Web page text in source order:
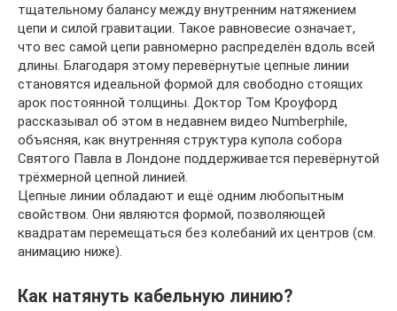
тщательному балансу между внутренним натяжением
цепи и силой гравитации. Такое равновесие означает,
что вес самой цепи равномерно распределён вдоль всей
длины. Благодаря этому перевёрнутые цепные линии
становятся идеальной формой для свободно стоящих
арок постоянной толщины. Доктор Том Кроуфорд
рассказывал об этом в недавнем видео Numberphile,
объясняя, как внутренняя структура купола собора
Святого Павла в Лондоне поддерживается перевёрнутой
трёхмерной цепной линией.
Цепные линии обладают и ещё одним любопытным
свойством. Они являются формой, позволяющей
квадратам перемещаться без колебаний их центров (см.
анимацию ниже).
Как натянуть кабельную линию?